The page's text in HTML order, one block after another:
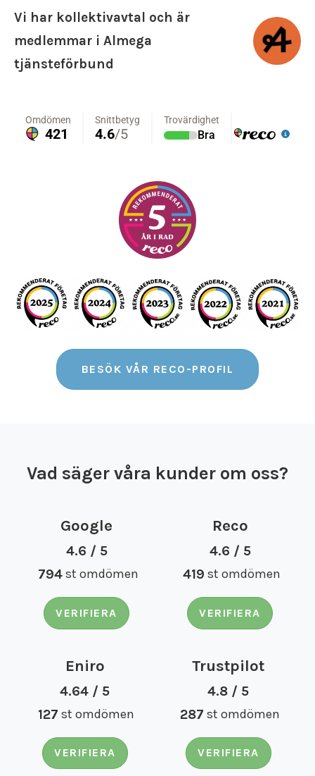
Vi har kollektivavtal och är
medlemmar i Almega
tjänsteförbund
BESÖK VÅR RECO-PROFIL
Vad säger våra kunder om oss?
Google
4.6 / 5
794 st omdömen
VERIFIERA
Reco
4.6 / 5
419 st omdömen
VERIFIERA
Eniro
4.64 / 5
127 st omdömen
VERIFIERA
Trustpilot
4.8 / 5
287 st omdömen
VERIFIERA